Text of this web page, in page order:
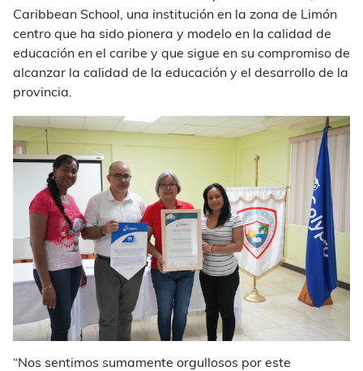
Caribbean School, una institución en la zona de Limón
centro que ha sido pionera y modelo en la calidad de
educación en el caribe y que sigue en su compromiso de
alcanzar la calidad de la educación y el desarrollo de la
provincia.
“Nos sentimos sumamente orgullosos por este